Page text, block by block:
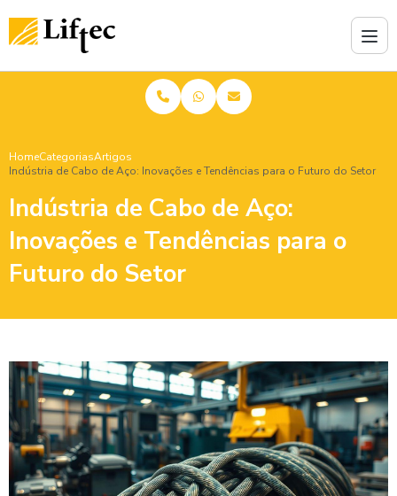
HomeCategoriasArtigos
Indústria de Cabo de Aço: Inovações e Tendências para o Futuro do Setor
Indústria de Cabo de Aço:
Inovações e Tendências para o
Futuro do Setor